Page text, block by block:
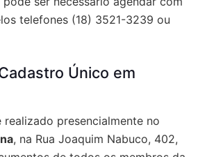
telefones (18) 3521-3239 ou
Único em
realizado presencialmente no
, na Rua Joaquim Nabuco, 402,